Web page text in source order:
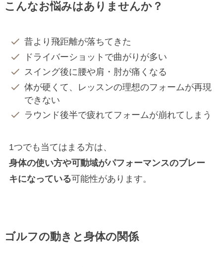
こんなお悩みはありませんか？
昔より飛距離が落ちてきた
ドライバーショットで曲がりが多い
スイング後に腰や肩・肘が痛くなる
体が硬くて、レッスンの理想のフォームが再現
できない
ラウンド後半で疲れてフォームが崩れてしまう
1つでも当てはまる方は、
身体の使い方や可動域がパフォーマンスのブレー
キになっている可能性があります。
ゴルフの動きと身体の関係